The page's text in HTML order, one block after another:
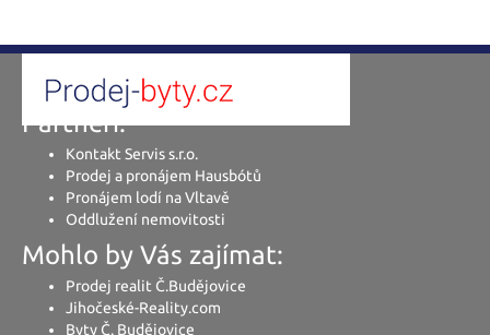
Partneři:
Kontakt Servis s.r.o.
Prodej a pronájem Hausbótů
Pronájem lodí na Vltavě
Oddlužení nemovitosti
Mohlo by Vás zajímat:
Prodej realit Č.Budějovice
Jihočeské-Reality.com
Byty Č. Budějovice